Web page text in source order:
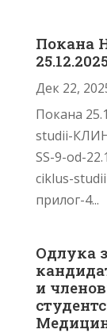
Покана
Дек 22,
Покана
studii-
SS-9-od-
ciklus-
прилог-4...
Одлука
и